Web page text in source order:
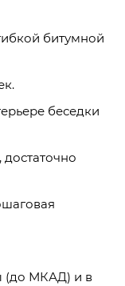
битумной
беседки
(до МКАД) и в